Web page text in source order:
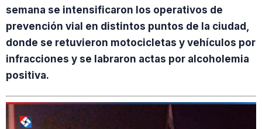
semana se intensificaron los operativos de
prevención vial en distintos puntos de la ciudad,
donde se retuvieron motocicletas y vehículos por
infracciones y se labraron actas por alcoholemia
positiva.